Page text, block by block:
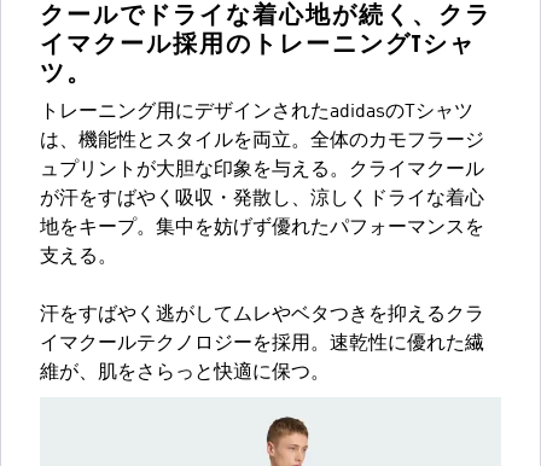
クールでドライな着心地が続く、クラ
イマクール採用のトレーニングTシャ
ツ。
トレーニング用にデザインされたadidasのTシャツ
は、機能性とスタイルを両立。全体のカモフラージ
ュプリントが大胆な印象を与える。クライマクール
が汗をすばやく吸収・発散し、涼しくドライな着心
地をキープ。集中を妨げず優れたパフォーマンスを
支える。
汗をすばやく逃がしてムレやベタつきを抑えるクラ
イマクールテクノロジーを採用。速乾性に優れた繊
維が、肌をさらっと快適に保つ。